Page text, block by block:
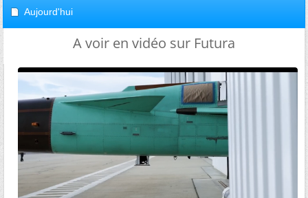
Aujourd'hui
A voir en vidéo sur Futura